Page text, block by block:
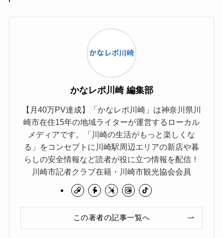
かなレポ川崎 編集部
【月40万PV達成】「かなレポ川崎」は神奈川県川
崎市在住15年の地域ライターが運営するローカル
メディアです。「川崎の生活がもっと楽しくな
る」をコンセプトに川崎駅周辺エリアの新店や暮
らしの安全情報など読者が役に立つ情報を配信！
川崎市記者クラブ在籍・川崎市観光協会会員
この著者の記事一覧へ